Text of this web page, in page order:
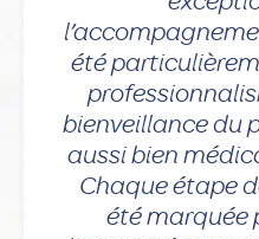
été
bienveillance du
aussi bien
Chaque étape
été marquée